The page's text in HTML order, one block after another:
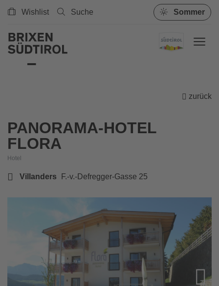
Wishlist Suche Sommer
zurück
PANORAMA-HOTEL
FLORA
Hotel
Villanders F.-v.-Defregger-Gasse 25